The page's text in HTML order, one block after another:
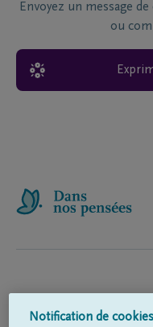
Envoyez un message
ou
Notification de cookies